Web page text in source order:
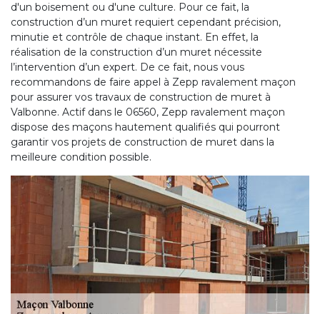
d'un boisement ou d'une culture. Pour ce fait, la
construction d’un muret requiert cependant précision,
minutie et contrôle de chaque instant. En effet, la
réalisation de la construction d’un muret nécessite
l’intervention d’un expert. De ce fait, nous vous
recommandons de faire appel à Zepp ravalement maçon
pour assurer vos travaux de construction de muret à
Valbonne. Actif dans le 06560, Zepp ravalement maçon
dispose des maçons hautement qualifiés qui pourront
garantir vos projets de construction de muret dans la
meilleure condition possible.